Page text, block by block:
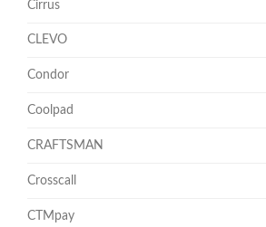
Cirrus
CLEVO
Condor
Coolpad
CRAFTSMAN
Crosscall
CTMpay